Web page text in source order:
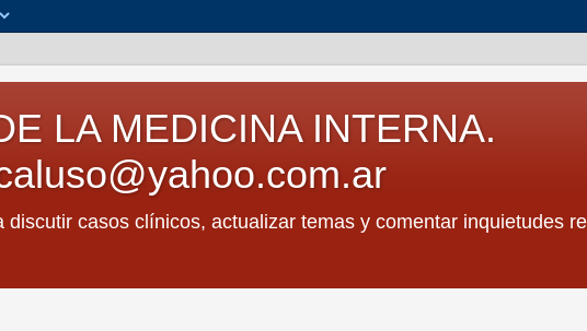
LA MEDICINA INTERNA.
discutir casos clínicos, actualizar temas y comentar inquietudes